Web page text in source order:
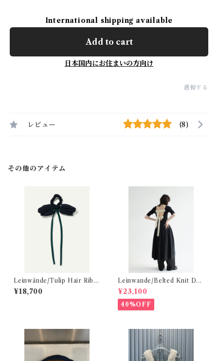
International shipping available
Add to cart
日本国内にお住まいの方向け
通報する
レビュー (8)
その他のアイテム
Leinwände/Tulip Hair Ribb
on
¥18,700
Leinwande/Belted Knit Dre
ss
¥23,100
40%OFF